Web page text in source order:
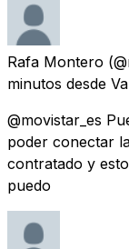
Rafa Montero
minutos desde
@movistar_es
poder conectar
contratado y
puedo